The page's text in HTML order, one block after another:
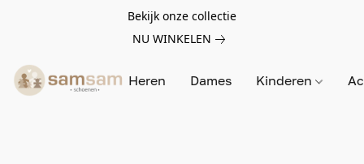
Bekijk onze collectie
NU WINKELEN
Heren Dames Kinderen